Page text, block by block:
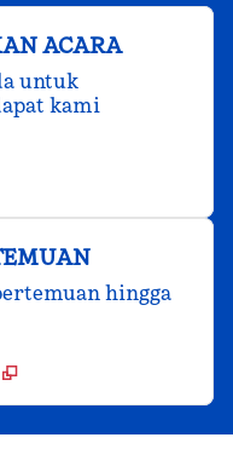
ACARA
untuk
kami
hingga